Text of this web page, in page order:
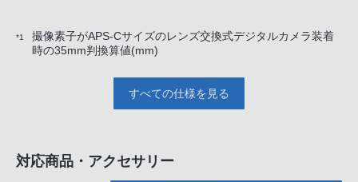
*1
撮像素子がAPS-Cサイズのレンズ交換式デジタルカメラ装着
時の35mm判換算値(mm)
すべての仕様を見る
対応商品・アクセサリー